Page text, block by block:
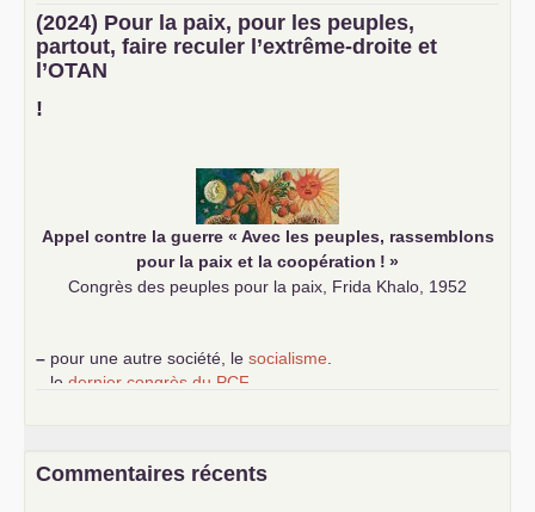
–
un texte de Jean-Claude Delaunay
le marxisme est la
science sociale de notre temps
–un appel proposé aux partis communistes et ouvrier
d’Europe
–
(2024) Pour la paix, pour les peuples,
partout, faire reculer l’extrême-droite et
l’OTAN
!
Appel contre la guerre « Avec les peuples, rassemblons
pour la paix et la coopération ! »
Congrès des peuples pour la paix, Frida Khalo, 1952
– pour une autre société, le socialisme
le dernier congrès du PCF
science sociale de notre temps
Commentaires récents